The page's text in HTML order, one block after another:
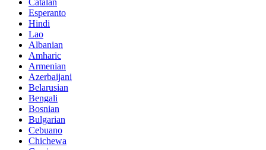
Catalan
Esperanto
Hindi
Lao
Albanian
Amharic
Armenian
Azerbaijani
Belarusian
Bengali
Bosnian
Bulgarian
Cebuano
Chichewa